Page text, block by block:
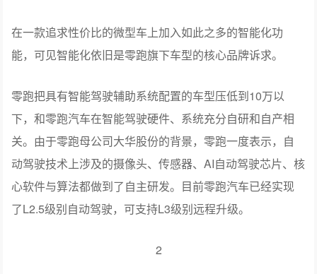
在一款追求性价比的微型车上加入如此之多的智能化功
能，可见智能化依旧是零跑旗下车型的核心品牌诉求。
零跑把具有智能驾驶辅助系统配置的车型压低到10万以
下，和零跑汽车在智能驾驶硬件、系统充分自研和自产相
关。由于零跑母公司大华股份的背景，零跑一度表示，自
动驾驶技术上涉及的摄像头、传感器、AI自动驾驶芯片、核
心软件与算法都做到了自主研发。目前零跑汽车已经实现
了L2.5级别自动驾驶，可支持L3级别远程升级。
2